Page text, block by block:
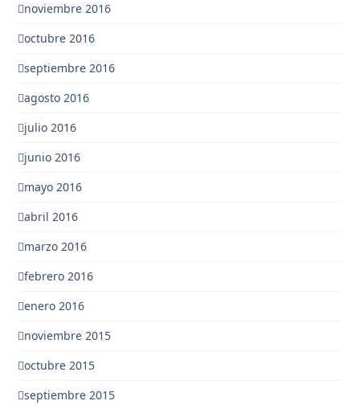
noviembre 2016
octubre 2016
septiembre 2016
agosto 2016
julio 2016
junio 2016
mayo 2016
abril 2016
marzo 2016
febrero 2016
enero 2016
noviembre 2015
octubre 2015
septiembre 2015